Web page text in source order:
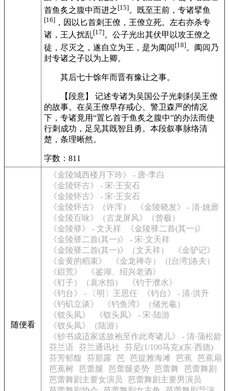
首鱼炙之腹中而进之 [15]。既至王前，专诸擘鱼
[16] ，因以匕首刺王僚，王僚立死。左右亦杀专
诸，王人扰乱[17]。公子光出其伏甲以攻王僚之
徒，尽灭之，遂自立为王，是为阖闾 [18]。阖闾乃
封专诸之子以为上卿。
其后七十馀年而晋有豫让之事。
【段意】 记述专诸为吴国公子光刺刹吴王僚
的故事。在吴王僚早存戒心、警卫森严的情况
下，专诸竟用“置匕首于鱼炙之腹中”的办法而使
行刺成功，足见其既智且勇。本段叙事脉络清
楚，条理晰然。
字数：811
随便看
《金陵城西楼月下吟》 - 唐·李白
《金陵怀古》 - 宋·王安石
《金陵怀古》 - 宋·王安石
《金陵怀古》（许浑）
《金陵晓发》 - 清·姚鼐
《金陵百咏》（古龙屏风》（曾极）
《金陵驿》 - 文天祥
《金陵驿二首(其一)》
《金陵驿二首(其一)》 - 宋·文天祥
《金陵驿二首(其一)》（文天祥）
《金驴记》
《金黄的稻束》
《金龙禅寺）（[台湾]洛夫）
《鉏荒》
《鉴湖、绍兴老酒》
《钉子）（袁水拍）
《钓于濮水》
《钓台》 - 〔明〕王思任
《钓台》 - 清·洪升
《钓矶立谈》
《钓鱼湾》（储光羲）
《钗头凤》
《钗头凤》 - 宋·陆游
《钗头凤》（陆游）
《钞书成适家送故袍至作此寄诸儿》 - 清·蒲松龄
芬兰语
芬兰通讯社
芬尼(1/100马克)(东·西德)
芬芳郁馥
芬那露 芭 芭提雅海滩 芭蕉
芭蕉扇
芭蕉树
芭蕾腿 芭蕾腿姿势 芭蕾舞
芭蕾舞剧
芭蕾舞剧主要女演员
芭蕾舞剧主要男演员